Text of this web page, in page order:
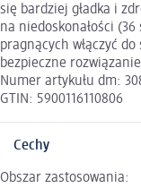
się bardziej gładka i
na niedoskonałości
pragnących włączyć
bezpieczne
Numer artykułu dm:
GTIN: 5900116110806
Cechy
Obszar zastosowania: